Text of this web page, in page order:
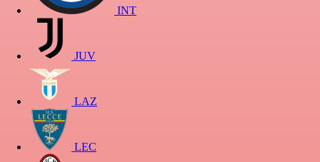
INT
JUV
LAZ
LEC